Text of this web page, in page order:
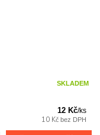
12 Kč/ks
10 Kč bez DPH
SKLADEM